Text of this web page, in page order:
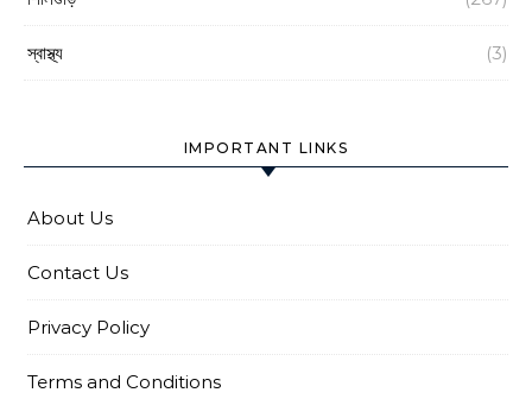
স্বাস্থ্য (3)
IMPORTANT LINKS
About Us
Contact Us
Privacy Policy
Terms and Conditions